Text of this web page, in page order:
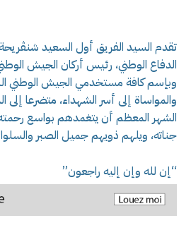
تقدم السيد الفريق أول السعيد
الدفاع الوطني، رئيس أركان الجيش
وبإسم كافة مستخدمي الجيش الوطني
والمواساة إلى أسر الشهداء، متضرعا إلى
الشهر المعظم أن يتغمدهم بواسع
جناته، ويلهم ذويهم جميل الصبر
“إن لله وإن إليه راجعون”